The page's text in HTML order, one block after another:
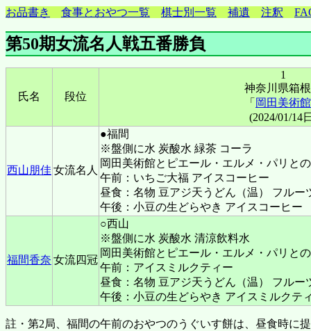
お品書き 食事とおやつ一覧 棋士別一覧 補遺 注釈
第50期女流名人戦五番勝負
氏名 段位
1
神奈川県箱
「 岡田美術館
(2024/01/14
西山朋佳女流名人
●福間
※盤側に水 炭酸水 緑茶 コーラ
岡田美術館とピエール・エルメ・パリと
午前：いちご大福 アイスコーヒー
昼食：名物 豆アジ天うどん（温） フルー
午後：小豆の生どらやき アイスコーヒー
福間香奈 女流四冠
○西山
※盤側に水 炭酸水 清涼飲料水
岡田美術館とピエール・エルメ・パリと
午前：アイスミルクティー
昼食：名物 豆アジ天うどん（温） フルー
午後：小豆の生どらやき アイスミルクテ
註・第2局、福間の午前のおやつのうぐいす餅は、昼食時に